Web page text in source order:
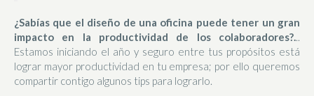
¿Sabías que el diseño de una oficina puede tener un gran
impacto en la productividad de los colaboradores?...
Estamos iniciando el año y seguro entre tus propósitos está
lograr mayor productividad en tu empresa; por ello queremos
compartir contigo algunos tips para lograrlo.